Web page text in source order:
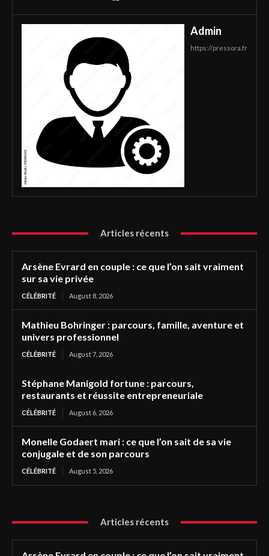
Admin
https://pressora.fr
Articles récents
Arsène Evrard en couple : ce que l’on sait vraiment
sur sa vie privée
CÉLÉBRITÉ August 8, 2026
Mathieu Bohringer : parcours, famille, aventure et
univers professionnel
CÉLÉBRITÉ August 7, 2026
Stéphane Manigold fortune : parcours,
restaurants et réussite entrepreneuriale
CÉLÉBRITÉ August 6, 2026
Monelle Godaert mari : ce que l’on sait de sa vie
conjugale et de son parcours
CÉLÉBRITÉ August 5, 2026
Articles récents